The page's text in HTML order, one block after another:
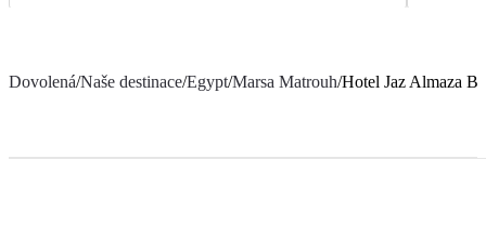
Dovolená/Naše destinace/Egypt/Marsa Matrouh/Hotel Jaz Almaza